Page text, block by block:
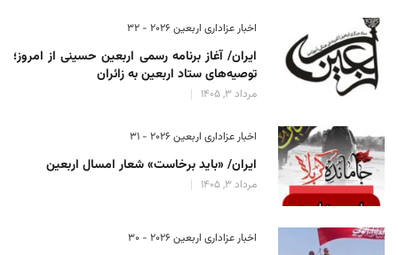
اخبار عزاداری اربعین ۲۰۲۶ - 32
ایران/ آغاز برنامه رسمی اربعین حسینی از امروز؛
توصیه‌های ستاد اربعین به زائران
مرداد 3, 1405
اخبار عزاداری اربعین ۲۰۲۶ - 31
ایران/ «باید برخاست» شعار امسال اربعین
مرداد 3, 1405
اخبار عزاداری اربعین ۲۰۲۶ - 30